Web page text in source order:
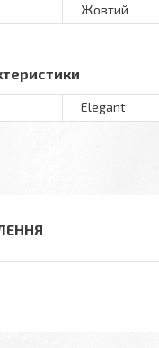
Жовтий
Elegant